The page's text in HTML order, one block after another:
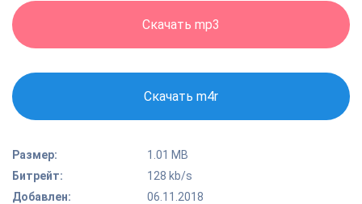
Скачать mp3
Скачать m4r
Размер:
1.01 MB
Битрейт:
128 kb/s
Добавлен:
06.11.2018